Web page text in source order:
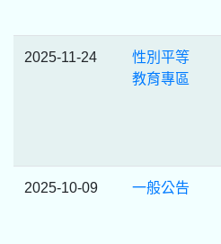
2025-11-24
性別平等
教育專區
2025-10-09 一般公告